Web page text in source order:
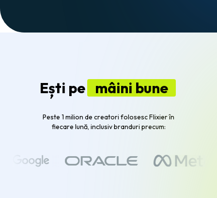
Ești pe mâini bune
Peste 1 milion de creatori folosesc Flixier în
fiecare lună, inclusiv branduri precum: